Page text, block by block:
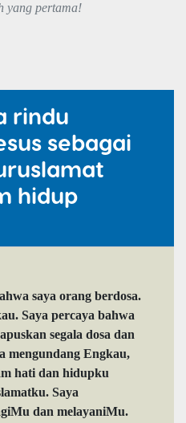
yang pertama!
rindu
sebagai
hidup
saya orang berdosa.
Saya percaya bahwa
segala dosa dan
mengundang Engkau,
hati dan hidupku
Saya
dan melayaniMu.